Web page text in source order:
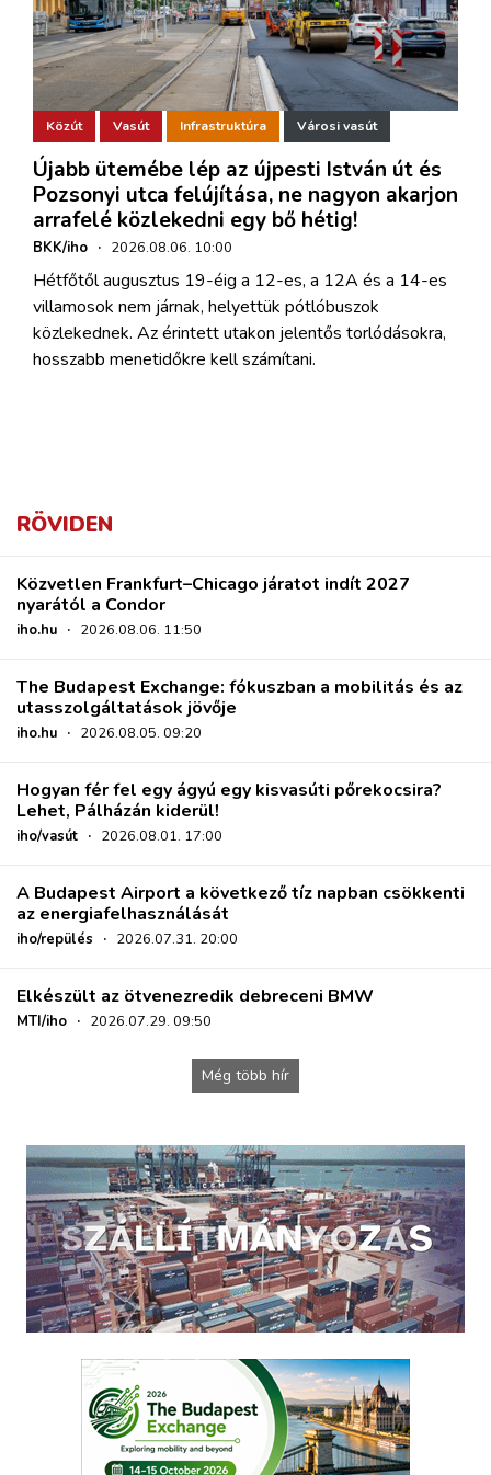
Közút Vasút Infrastruktúra Városi vasút
Újabb ütemébe lép az újpesti István út és
Pozsonyi utca felújítása, ne nagyon akarjon
arrafelé közlekedni egy bő hétig!
BKK/iho · 2026.08.06. 10:00
Hétfőtől augusztus 19-éig a 12-es, a 12A és a 14-es
villamosok nem járnak, helyettük pótlóbuszok
közlekednek. Az érintett utakon jelentős torlódásokra,
hosszabb menetidőkre kell számítani.
RÖVIDEN
Közvetlen Frankfurt–Chicago járatot indít 2027
nyarától a Condor
iho.hu · 2026.08.06. 11:50
The Budapest Exchange: fókuszban a mobilitás és az
utasszolgáltatások jövője
iho.hu · 2026.08.05. 09:20
Hogyan fér fel egy ágyú egy kisvasúti pőrekocsira?
Lehet, Pálházán kiderül!
iho/vasút · 2026.08.01. 17:00
A Budapest Airport a következő tíz napban csökkenti
az energiafelhasználását
iho/repülés · 2026.07.31. 20:00
Elkészült az ötvenezredik debreceni BMW
MTI/iho · 2026.07.29. 09:50
Még több hír